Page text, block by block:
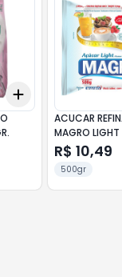
+5
Add
ACUCAR
MAGRO
R$ 10,49
500gr